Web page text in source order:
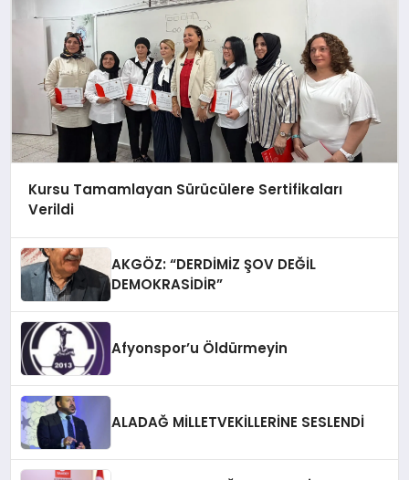
Kursu Tamamlayan Sürücülere Sertifikaları
Verildi
AKGÖZ: “DERDİMİZ ŞOV DEĞİL
DEMOKRASİDİR”
Afyonspor’u Öldürmeyin
ALADAĞ MİLLETVEKİLLERİNE SESLENDİ